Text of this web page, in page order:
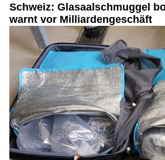
Schweiz: Glasaalschmuggel
warnt vor Milliardengeschäft